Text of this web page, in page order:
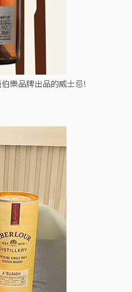
樂品牌出品的威士忌!